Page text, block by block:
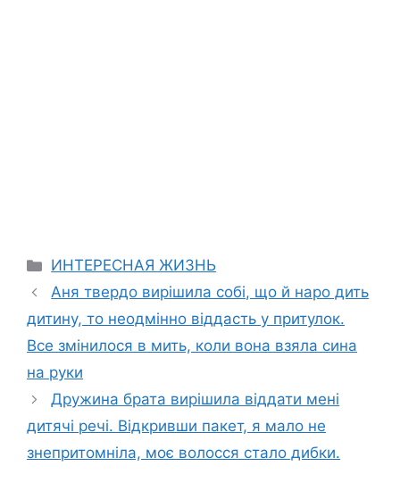
Categories
ИНТЕРЕСНАЯ ЖИЗНЬ
Аня твердо вирішила собі, що й наро дить
дитину, то неодмінно віддасть у притулок.
Все змінилося в мить, коли вона взяла сина
на руки
Дружина брата вирішила віддати мені
дитячі речі. Відкривши пакет, я мало не
знепритомніла, моє волосся стало дибки.